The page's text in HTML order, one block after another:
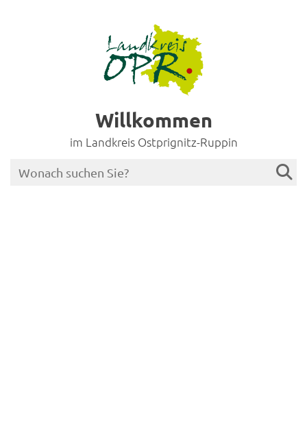
Willkommen
im Landkreis Ostprignitz-Ruppin